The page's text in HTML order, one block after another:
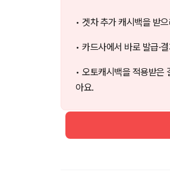
• 겟차 추가 캐시백을 받
• 카드사에서 바로 발급·
• 오토캐시백을 적용받은
아요.